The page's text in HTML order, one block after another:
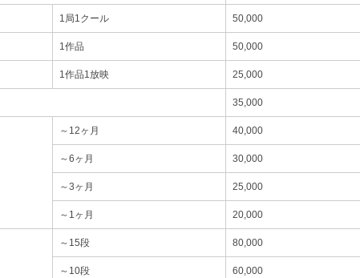
1局1クール 50,000
1作品 50,000
1作品1放映 25,000
35,000
～12ヶ月 40,000
～6ヶ月 30,000
～3ヶ月 25,000
～1ヶ月 20,000
～15段 80,000
～10段 60,000